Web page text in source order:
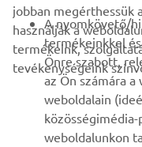
B2B
TÖBB YAMAHA
TÁMOGATÁS
jobban megérthessük
használják a
termékeink,
tevékenységeink
A nyomkövető/
termékeinkkel
Önre szabott,
az Ön számára
weboldalain
weboldalunkon